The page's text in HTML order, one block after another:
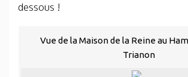
dessous !
Vue de la Maison de la Reine au
Trianon